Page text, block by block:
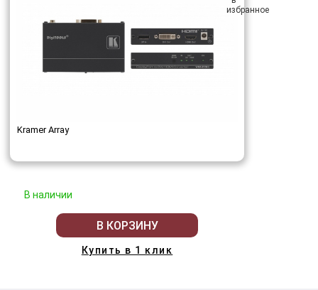
Kramer Array
В наличии
В КОРЗИНУ
Купить в 1 клик